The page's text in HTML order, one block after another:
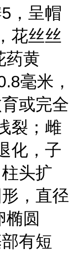
，呈帽
花丝丝
药黄
毫米，
或完全
裂；雌
化，子
头扩
，直径
椭圆
有短